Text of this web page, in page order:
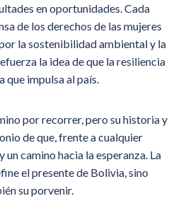
en oportunidades. Cada
de los derechos de las mujeres
la sostenibilidad ambiental y la
la idea de que la resiliencia
que impulsa al país.
por recorrer, pero su historia y
de que, frente a cualquier
un camino hacia la esperanza. La
el presente de Bolivia, sino
su porvenir.